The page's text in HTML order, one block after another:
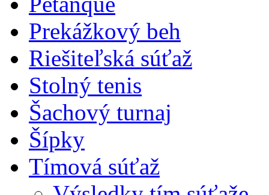
Prekážkový beh
Riešiteľská súťaž
Stolný tenis
Šachový turnaj
Šípky
Tímová súťaž